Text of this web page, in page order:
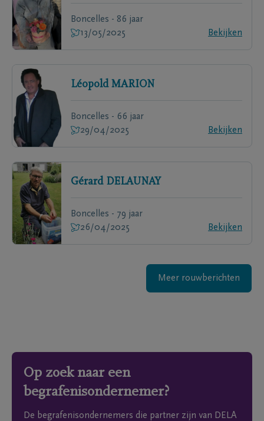
Boncelles - 86 jaar
13/05/2025
Bekijken
Léopold MARION
Boncelles - 66 jaar
29/04/2025
Bekijken
Gérard DELAUNAY
Boncelles - 79 jaar
26/04/2025
Bekijken
Meer rouwberichten
Op zoek naar een
begrafenisondernemer?
De begrafenisondernemers die partner zijn van DELA